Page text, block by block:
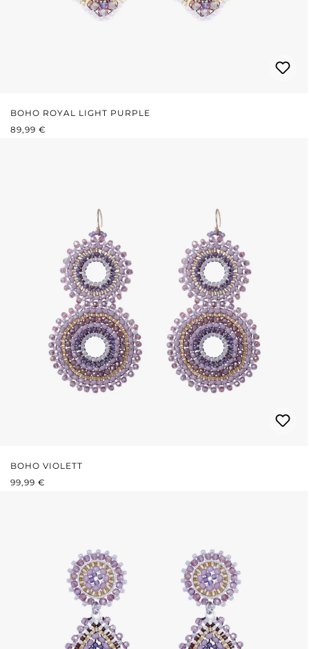
BOHO ROYAL LIGHT PURPLE
REGULÄRER PREIS:
89,99 €
BOHO VIOLETT
REGULÄRER PREIS:
99,99 €